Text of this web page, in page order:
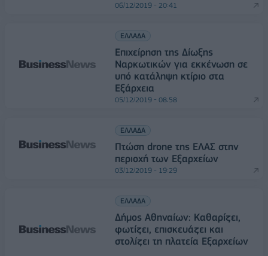
06/12/2019 - 20:41
ΕΛΛΑΔΑ
Επιχείρηση της Δίωξης
Ναρκωτικών για εκκένωση σε
υπό κατάληψη κτίριο στα
Εξάρχεια
05/12/2019 - 08:58
ΕΛΛΑΔΑ
Πτώση drone της ΕΛΑΣ στην
περιοχή των Εξαρχείων
03/12/2019 - 19:29
ΕΛΛΑΔΑ
Δήμος Αθηναίων: Καθαρίζει,
φωτίζει, επισκευάζει και
στολίζει τη πλατεία Εξαρχείων